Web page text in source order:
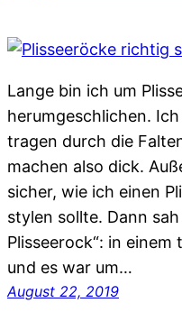
Lange bin ich um
herumgeschlichen.
tragen durch die
machen also dick.
sicher, wie ich einen
stylen sollte. Dann
Plisseerock“: in
und es war um…
August 22, 2019